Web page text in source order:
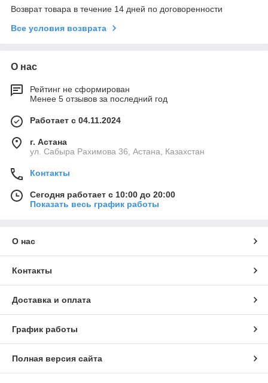
Возврат товара в течение 14 дней по договоренности
Все условия возврата
О нас
Рейтинг не сформирован
Менее 5 отзывов за последний год
Работает с 04.11.2024
г. Астана
ул. Сабыра Рахимова 36, Астана, Казахстан
Контакты
Сегодня работает с 10:00 до 20:00
Показать весь график работы
О нас
Контакты
Доставка и оплата
График работы
Полная версия сайта